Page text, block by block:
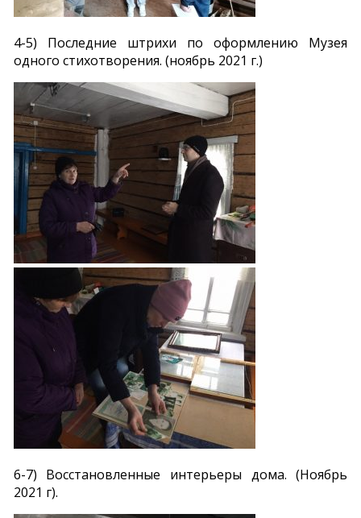
4-5) Последние штрихи по оформлению Музея
одного стихотворения. (ноябрь 2021 г.)
6-7) Восстановленные интерьеры дома. (Ноябрь
2021 г).